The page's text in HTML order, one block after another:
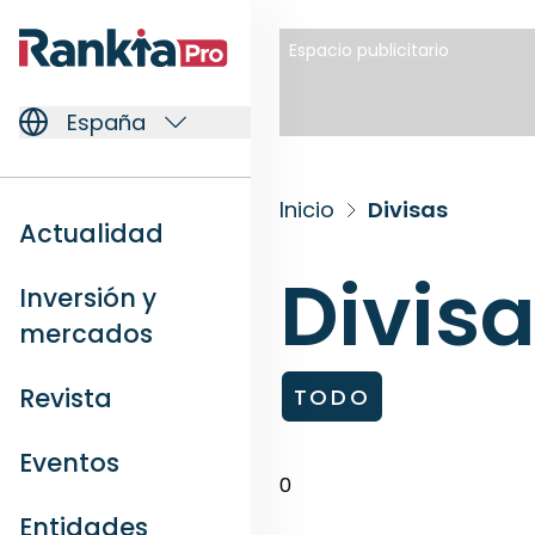
España
Actualidad
Inversión y
mercados
Revista
Eventos
Entidades
Espacio publicitario
Inicio Divisas
TODO
0